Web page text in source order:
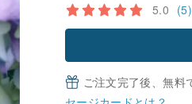
5.0 (5)
ご注文完了後、無料